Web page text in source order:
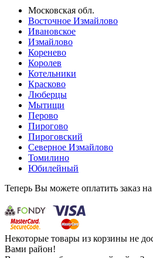
Московская обл.
Восточное Измайлово
Ивановское
Измайлово
Коренево
Королев
Котельники
Красково
Люберцы
Мытищи
Перово
Пирогово
Пироговский
Северное Измайлово
Томилино
Юбилейный
Теперь Вы можете оплатить заказ
Некоторые товары из корзины не
Вами район!